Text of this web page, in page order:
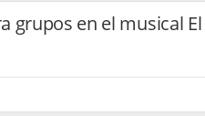
grupos en el musical El